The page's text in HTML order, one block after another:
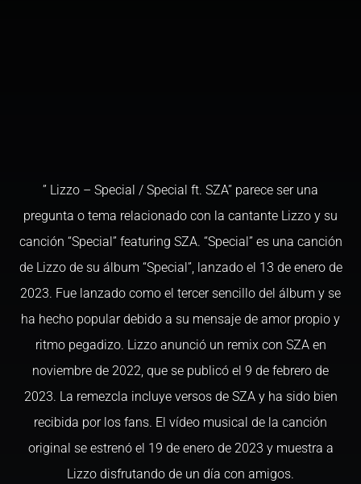
” Lizzo – Special / Special ft. SZA” parece ser una
pregunta o tema relacionado con la cantante Lizzo y su
canción “Special” featuring SZA. “Special” es una canción
de Lizzo de su álbum “Special”, lanzado el 13 de enero de
2023. Fue lanzado como el tercer sencillo del álbum y se
ha hecho popular debido a su mensaje de amor propio y
ritmo pegadizo. Lizzo anunció un remix con SZA en
noviembre de 2022, que se publicó el 9 de febrero de
2023. La remezcla incluye versos de SZA y ha sido bien
recibida por los fans. El vídeo musical de la canción
original se estrenó el 19 de enero de 2023 y muestra a
Lizzo disfrutando de un día con amigos.